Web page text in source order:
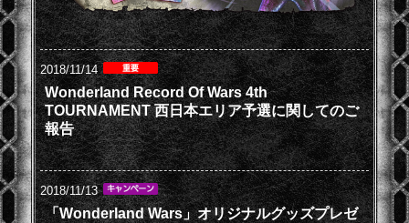
2018/11/14
Wonderland Record Of Wars 4th
TOURNAMENT 西日本エリア予選に関してのご
報告
2018/11/13
「Wonderland Wars」オリジナルグッズプレゼ